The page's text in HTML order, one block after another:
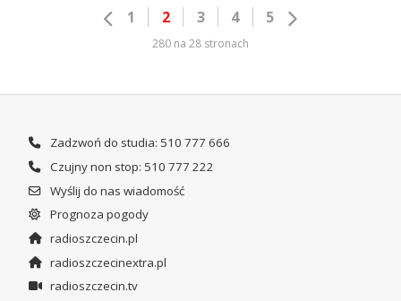
1 2 3 4 5
280 na 28 stronach
Zadzwoń do studia: 510 777 666
Czujny non stop: 510 777 222
Wyślij do nas wiadomość
Prognoza pogody
radioszczecin.pl
radioszczecinextra.pl
radioszczecin.tv